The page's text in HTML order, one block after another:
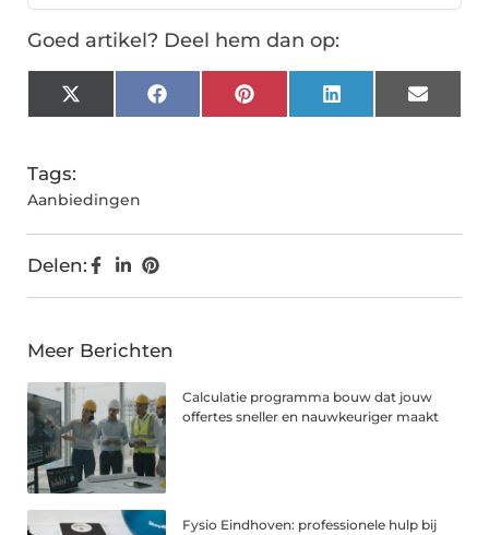
Goed artikel? Deel hem dan op:
X
(Twitter)
FacebookPinterestLinkedInEmail
Tags:
Aanbiedingen
Delen:
Meer Berichten
Calculatie programma bouw dat jouw
offertes sneller en nauwkeuriger maakt
Fysio Eindhoven: professionele hulp bij